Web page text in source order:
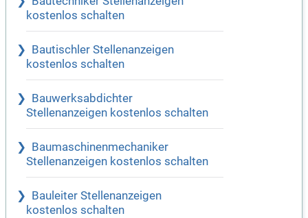
kostenlos schalten
Bautischler Stellenanzeigen
kostenlos schalten
Bauwerksabdichter
Stellenanzeigen kostenlos schalten
Baumaschinenmechaniker
Stellenanzeigen kostenlos schalten
Bauleiter Stellenanzeigen
kostenlos schalten